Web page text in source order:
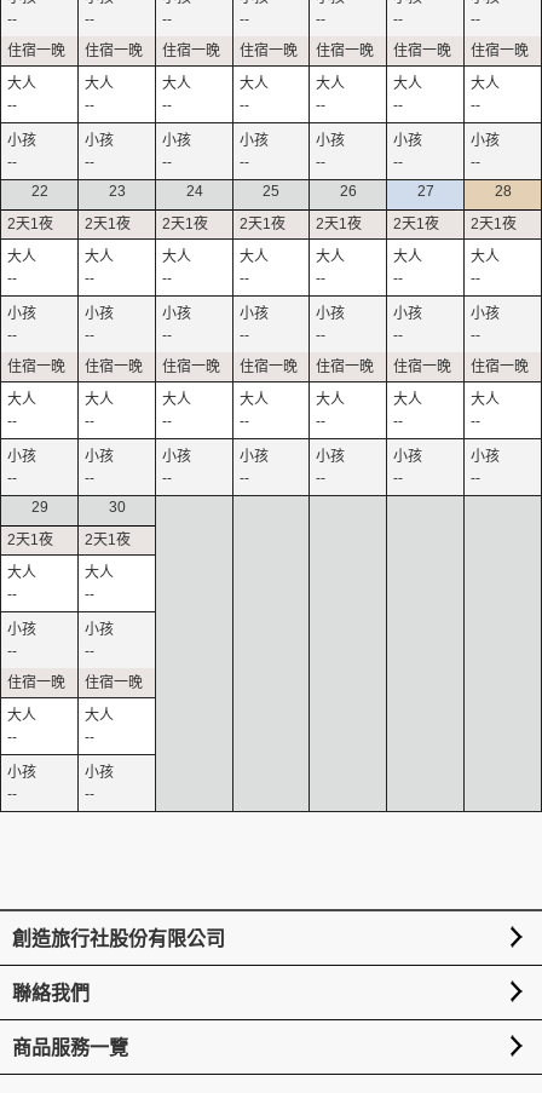
--
--
--
--
--
--
--
--
--
--
--
--
--
--
--
--
--
--
--
--
--
22
--
--
--
--
23
--
--
--
--
24
--
--
--
--
25
--
--
--
--
26
--
--
--
--
27
--
--
--
--
28
--
--
--
--
29
--
--
--
--
30
--
--
--
--
創造旅行社股份有限公司
聯絡我們
商品服務一覽